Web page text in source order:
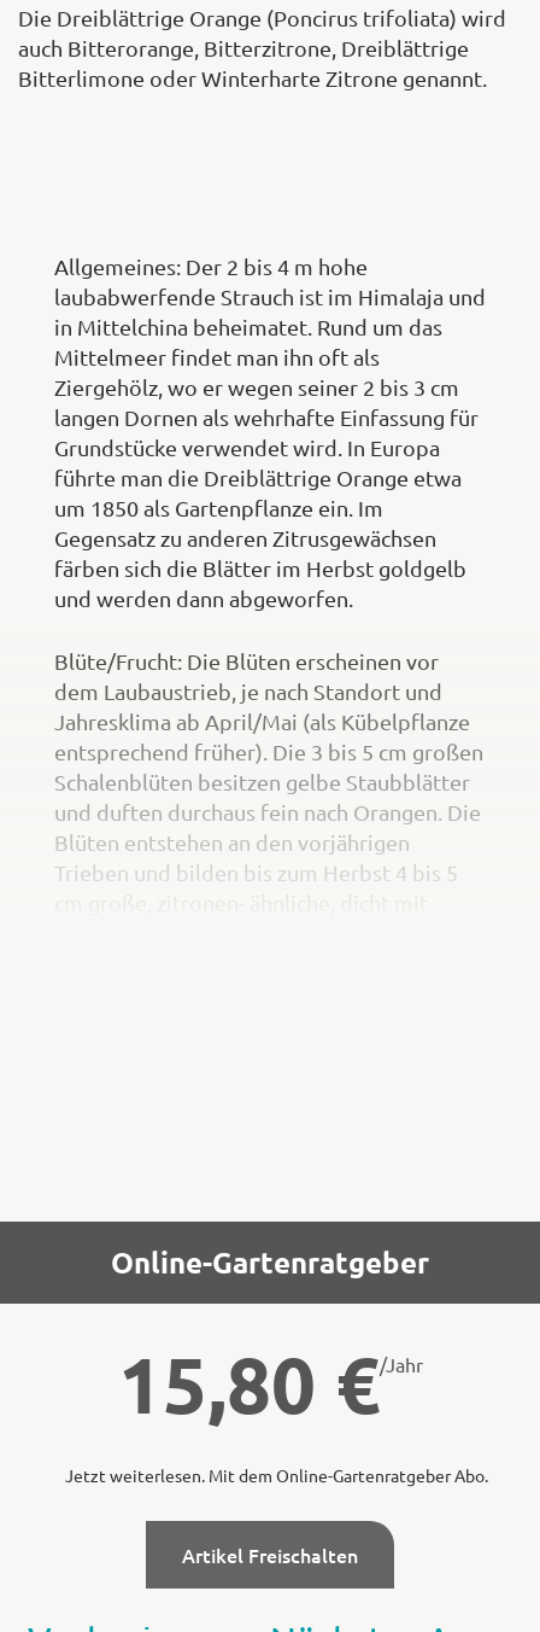
Die Dreiblättrige Orange (Poncirus trifoliata) wird
auch Bitterorange, Bitterzitrone, Dreiblättrige
Bitterlimone oder Winterharte Zitrone genannt.
Allgemeines: Der 2 bis 4 m hohe
laubabwerfende Strauch ist im Himalaja und
in Mittelchina beheimatet. Rund um das
Mittelmeer findet man ihn oft als
Ziergehölz, wo er wegen seiner 2 bis 3 cm
langen Dornen als wehrhafte Einfassung für
Grundstücke verwendet wird. In Europa
führte man die Dreiblättrige Orange etwa
um 1850 als Gartenpflanze ein. Im
Gegensatz zu anderen Zitrusgewächsen
färben sich die Blätter im Herbst goldgelb
und werden dann abgeworfen.
Blüte/Frucht: Die Blüten erscheinen vor
dem Laubaustrieb, je nach Standort und
Jahresklima ab April/Mai (als Kübelpflanze
entsprechend früher). Die 3 bis 5 cm großen
Schalenblüten besitzen gelbe Staubblätter
und duften durchaus fein nach Orangen. Die
Blüten entstehen an den vorjährigen
Trieben und bilden bis zum Herbst 4 bis 5
Online-Gartenratgeber
15,80 €/Jahr
Jetzt weiterlesen. Mit dem Online-Gartenratgeber Abo.
Artikel Freischalten